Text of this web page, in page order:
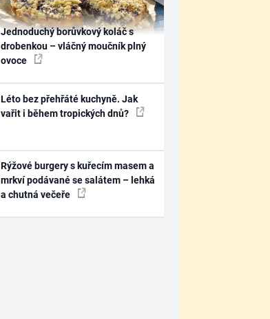
Jednoduchý borůvkový koláč s
drobenkou – vláčný moučník plný
ovoce
Léto bez přehřáté kuchyně. Jak
vařit i během tropických dnů?
Rýžové burgery s kuřecím masem a
mrkví podávané se salátem – lehká
a chutná večeře